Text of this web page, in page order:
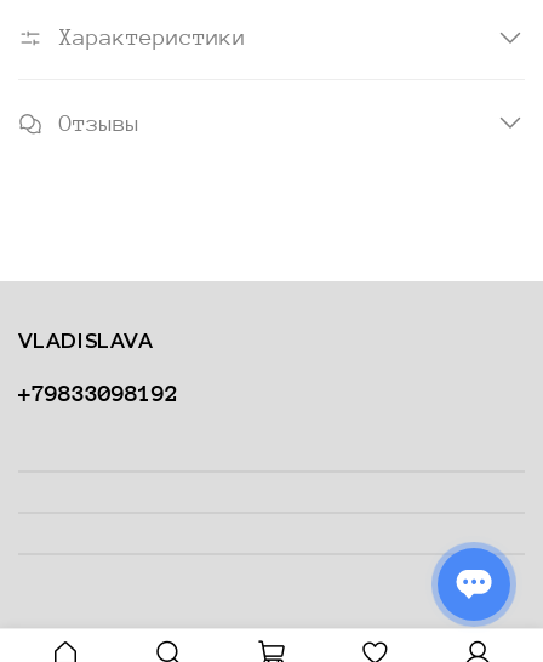
Характеристики
Отзывы
+79833098192
VLADISLAVA